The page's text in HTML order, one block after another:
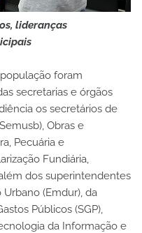
lideranças
foram
secretarias e órgãos
os secretários de
Obras e
Pecuária e
Fundiária,
dos superintendentes
(Emdur), da
Públicos (SGP),
da Informação e